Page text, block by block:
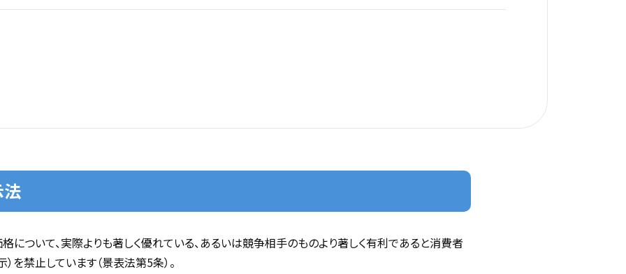
について、実際よりも著しく優れている、あるいは競争相手のものより著しく有利であると消費者
を禁止しています（景表法第5条）。